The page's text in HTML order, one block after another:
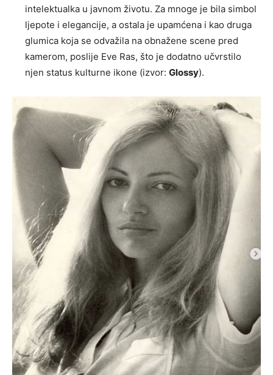
intelektualka u javnom životu. Za mnoge je bila simbol
ljepote i elegancije, a ostala je upamćena i kao druga
glumica koja se odvažila na obnažene scene pred
kamerom, poslije Eve Ras, što je dodatno učvrstilo
njen status kulturne ikone (izvor: Glossy).